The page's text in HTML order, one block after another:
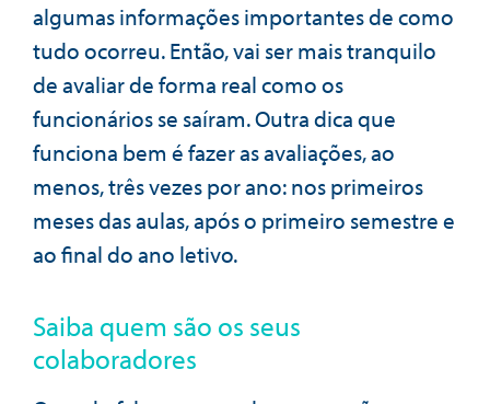
algumas informações importantes de como
tudo ocorreu. Então, vai ser mais tranquilo
de avaliar de forma real como os
funcionários se saíram. Outra dica que
funciona bem é fazer as avaliações, ao
menos, três vezes por ano: nos primeiros
meses das aulas, após o primeiro semestre e
ao final do ano letivo.
Saiba quem são os seus
colaboradores